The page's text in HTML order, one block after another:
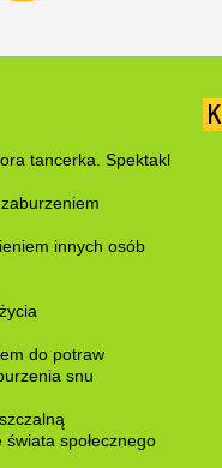
tancerka. Spektakl
innych osób
do potraw
snu
społecznego